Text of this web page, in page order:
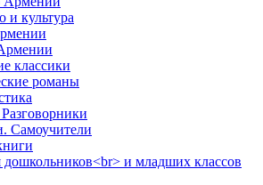
и культура
классики
романы
Самоучители
дошкольников<br> и младших классов